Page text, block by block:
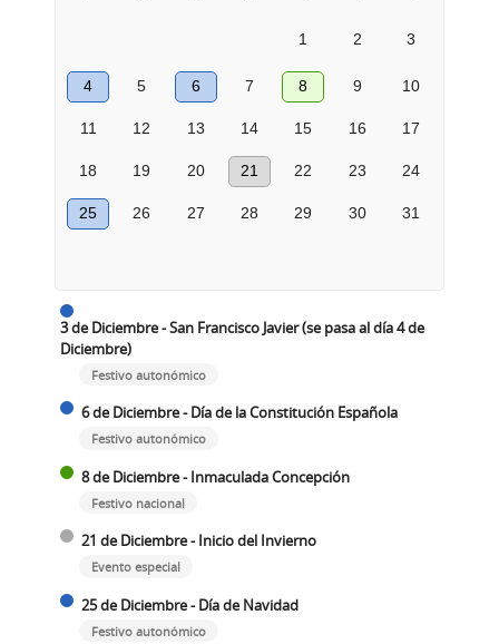
1 2 3
4 5 6 7 8 9 10
11 12 13 14 15 16 17
18 19 20 21 22 23 24
25 26 27 28 29 30 31
3 de Diciembre - San Francisco Javier (se pasa al día 4 de
Diciembre)
Festivo autonómico
6 de Diciembre - Día de la Constitución Española
Festivo autonómico
8 de Diciembre - Inmaculada Concepción
Festivo nacional
21 de Diciembre - Inicio del Invierno
Evento especial
25 de Diciembre - Día de Navidad
Festivo autonómico